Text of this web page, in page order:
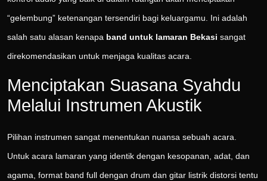
“gelembung” ketenangan tersendiri bagi keluargamu. Ini adalah
salah satu alasan kenapa band untuk lamaran Bekasi sangat
direkomendasikan untuk menjaga kualitas acara.
Menciptakan Suasana Syahdu
Melalui Instrumen Akustik
Pilihan instrumen sangat menentukan nuansa sebuah acara.
Untuk acara lamaran yang identik dengan kesopanan, adat, dan
agama, format band full dengan drum dan gitar listrik distorsi tentu